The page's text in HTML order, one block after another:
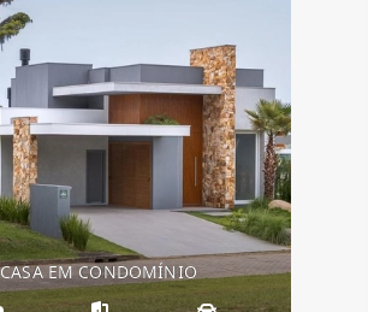
CASA EM CONDOMÍNIO